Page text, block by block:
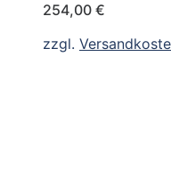
254,00 €
zzgl.